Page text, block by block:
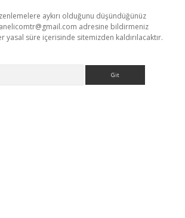
aykırı olduğunu düşündüğünüz
adresine bildirmeniz
yasal süre içerisinde sitemizden kaldırılacaktır.